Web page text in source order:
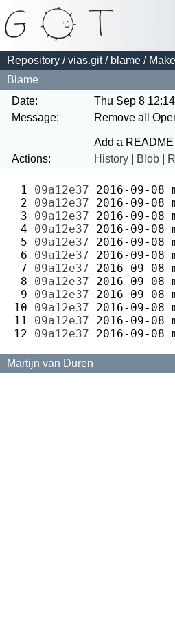
Repository /vias.git/ blame /
Blame
Date:
Thu Sep 8
Message:
Remove all
Actions:
History Blob
1 09a12e37 2016-09-08
2 09a12e37 2016-09-08
3 09a12e37 2016-09-08
4 09a12e37 2016-09-08
5 09a12e37 2016-09-08
6 09a12e37 2016-09-08
7 09a12e37 2016-09-08
8 09a12e37 2016-09-08
9 09a12e37 2016-09-08
10 09a12e37 2016-09-08
11 09a12e37 2016-09-08
12 09a12e37 2016-09-08
Martijn van Duren